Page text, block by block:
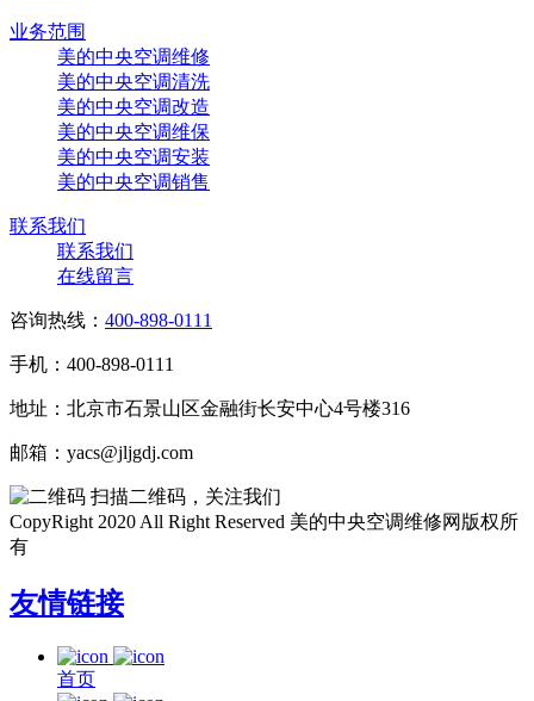
业务范围
美的中央空调维修
美的中央空调清洗
美的中央空调改造
美的中央空调维保
美的中央空调安装
美的中央空调销售
联系我们
联系我们
在线留言
咨询热线： 400-898-0111
手机：400-898-0111
地址：北京市石景山区金融街长安中心4号楼316
邮箱：yacs@jljgdj.com
扫描二维码，关注我们
CopyRight 2020 All Right Reserved 美的中央空调维修网版权所
有
友情链接
首页